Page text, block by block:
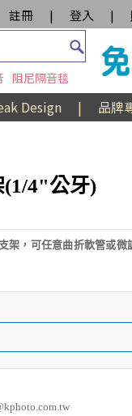
註冊 | 登入 |
阻尼隔音毯
Design | 品牌
(1/4"公牙)
架，可任意曲折軟管或微